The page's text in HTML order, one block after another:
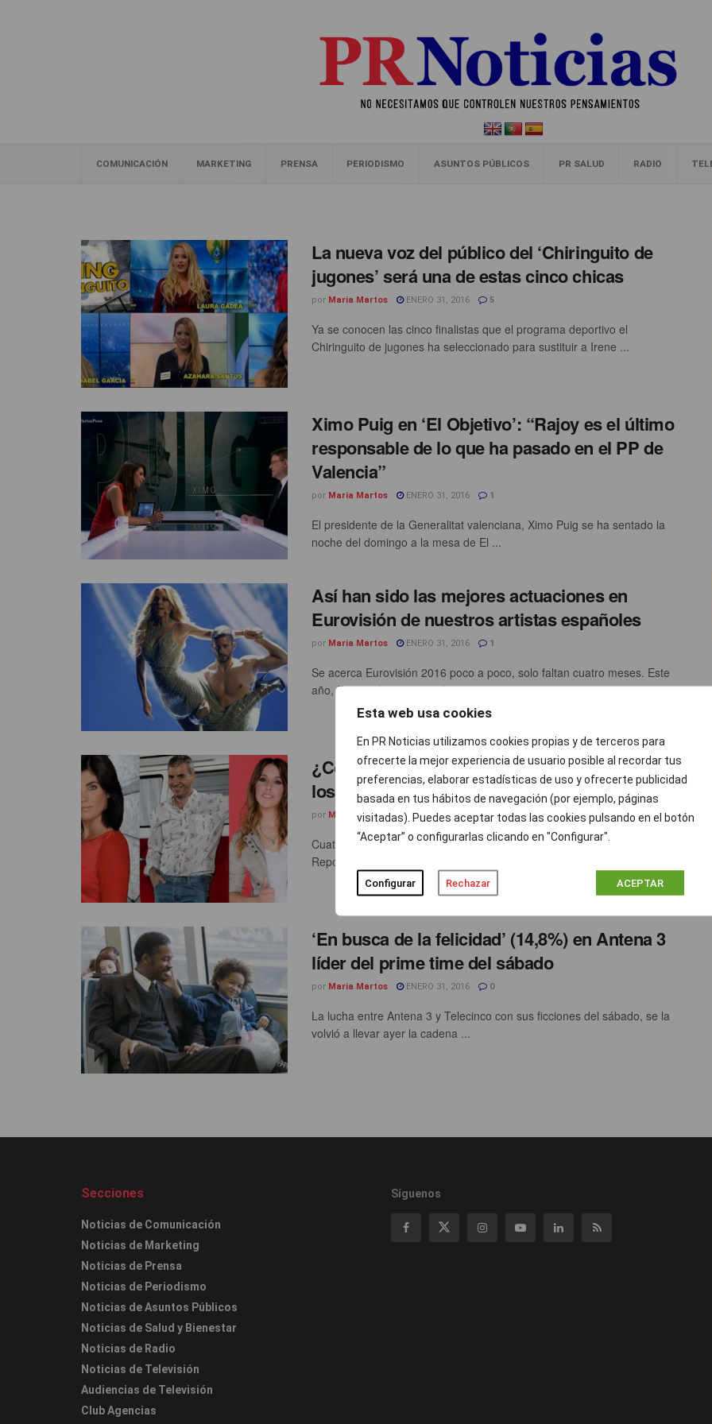
Esta web usa cookies
En PR Noticias utilizamos cookies propias y de terceros para
ofrecerte la mejor experiencia de usuario posible al recordar tus
preferencias, elaborar estadísticas de uso y ofrecerte publicidad
basada en tus hábitos de navegación (por ejemplo, páginas
visitadas). Puedes aceptar todas las cookies pulsando en el botón
“Aceptar” o configurarlas clicando en "Configurar".
Configurar Rechazar ACEPTAR
COMUNICACIÓN MARKETING PRENSA PERIODISMO ASUNTOS PÚBLICOS PR SALUD RADIO
La nueva voz del público del ‘Chiringuito de
jugones’ será una de estas cinco chicas
por Maria Martos ENERO 31, 2016 5
Ya se conocen las cinco finalistas que el programa deportivo el
Chiringuito de jugones ha seleccionado para sustituir a Irene ...
Ximo Puig en ‘El Objetivo’: “Rajoy es el último
responsable de lo que ha pasado en el PP de
Valencia”
por Maria Martos ENERO 31, 2016 1
El presidente de la Generalitat valenciana, Ximo Puig se ha sentado la
noche del domingo a la mesa de El ...
Así han sido las mejores actuaciones en
Eurovisión de nuestros artistas españoles
por Maria Martos ENERO 31, 2016 1
Se acerca Eurovisión 2016 poco a poco, solo faltan cuatro meses. Este
año, España ha presentado a seis aspirantes para ...
¿Cómo les ha ido a los reporteros de Cuatro
los sábados?
por Maria Martos ENERO 31, 2016 1
Cuatro comenzaba el 2016 con la idea de un nuevo espacio llamado
Reporteros Cuatro, como nuevo contenedor de actualidad en ...
‘En busca de la felicidad’ (14,8%) en Antena 3
líder del prime time del sábado
por Maria Martos ENERO 31, 2016 0
La lucha entre Antena 3 y Telecinco con sus ficciones del sábado, se la
volvió a llevar ayer la cadena ...
Secciones
Noticias de Comunicación
Noticias de Marketing
Noticias de Prensa
Noticias de Periodismo
Noticias de Asuntos Públicos
Noticias de Salud y Bienestar
Noticias de Radio
Noticias de Televisión
Audiencias de Televisión
Club Agencias
Síguenos